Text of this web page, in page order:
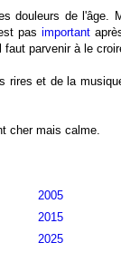
douleurs de l'âge.
pas important
faut parvenir à le
rires et de la
cher mais calme.
2005
2015
2025